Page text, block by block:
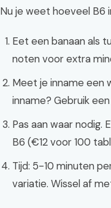
Nu je weet hoeveel B6
Eet een banaan als
noten voor extra
Meet je inname een
inname? Gebruik
Pas aan waar nodig.
B6 (€12 voor 100
Tijd: 5-10 minuten
variatie. Wissel af